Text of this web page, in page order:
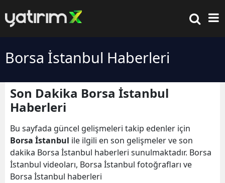
Borsa İstanbul Haberleri
Son Dakika Borsa İstanbul
Haberleri
Bu sayfada güncel gelişmeleri takip edenler için
Borsa İstanbul ile ilgili en son gelişmeler ve son
dakika Borsa İstanbul haberleri sunulmaktadır. Borsa
İstanbul videoları, Borsa İstanbul fotoğrafları ve
Borsa İstanbul haberleri